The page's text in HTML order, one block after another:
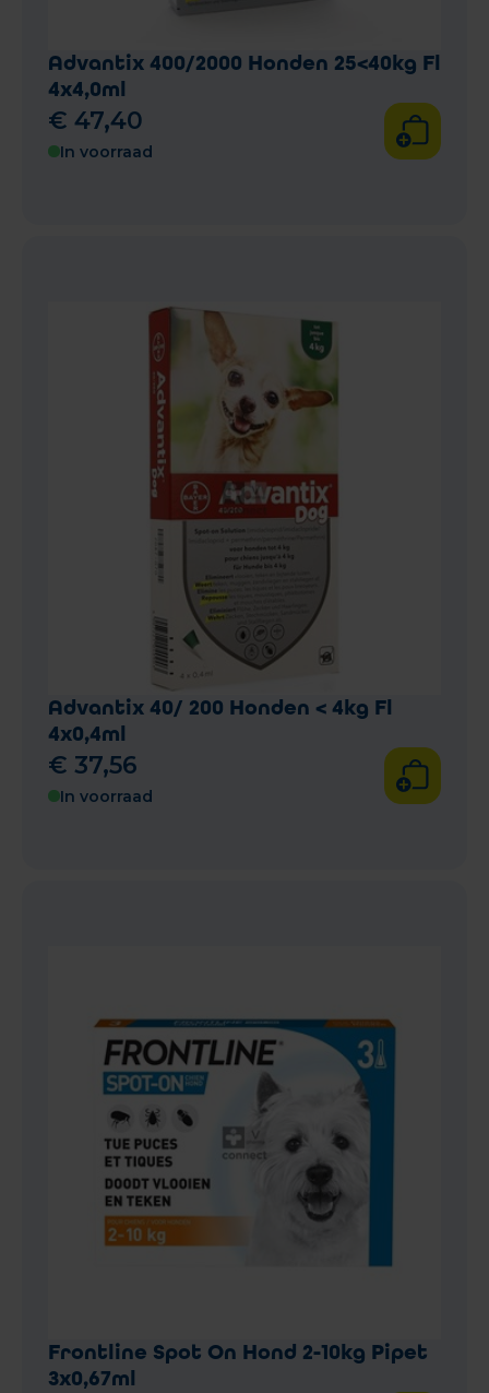
Advantix 400/2000 Honden 25<40kg Fl
4x4,0ml
€ 47,40
In voorraad
Advantix 40/ 200 Honden < 4kg Fl
4x0,4ml
€ 37,56
In voorraad
Frontline Spot On Hond 2-10kg Pipet
3x0,67ml